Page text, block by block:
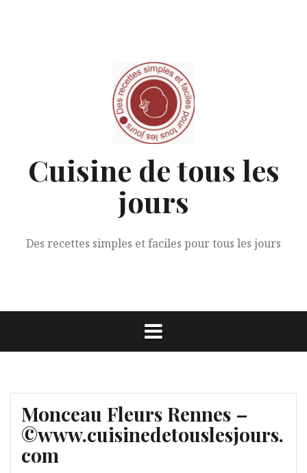
Cuisine de tous les
jours
Des recettes simples et faciles pour tous les jours
Monceau Fleurs Rennes –
©www.cuisinedetouslesjours.
com